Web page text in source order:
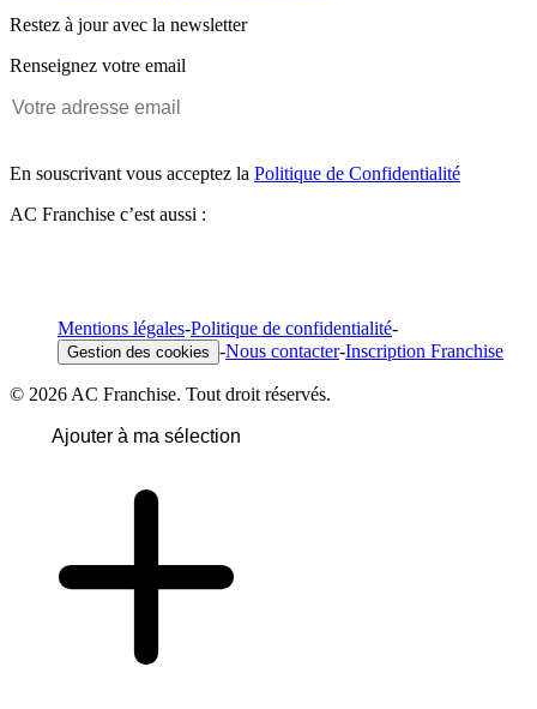
Restez à jour avec la newsletter
Renseignez votre email
En souscrivant vous acceptez la Politique de Confidentialité
AC Franchise c’est aussi :
Mentions légales-Politique de confidentialité-
Gestion des cookies -Nous contacter-Inscription Franchise
© 2026 AC Franchise. Tout droit réservés.
Ajouter à ma sélection